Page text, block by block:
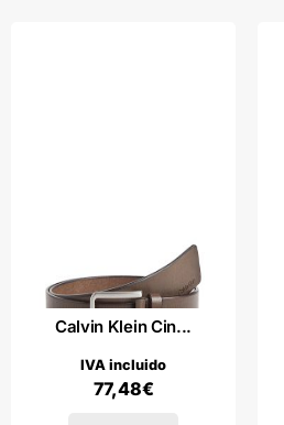
Calvin Klein Cin...
77,48€
IVA incluido